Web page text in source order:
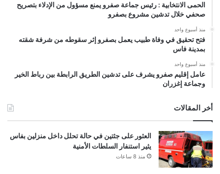
الحمى الانتخابية : رئيس جماعة صفرو يمنع مسؤول من الإدلاء بتصريح
صحفي خلال تدشين مشروع بصفرو
منذ أسبوع واحد
فتح تحقيق في وفاة طبيب يعمل بصفرو إثر سقوطه من شرفة شقته
بمدينة فاس
منذ أسبوع واحد
عامل إقليم صفرو يشرف على تدشين الطريق الرابطة بين رباط الخير
وجماعة إغزران
أخر المقالات
العثور على جثتين في حالة تحلل داخل منزلين بفاس
يثير استنفار السلطات الأمنية
منذ 8 ساعات